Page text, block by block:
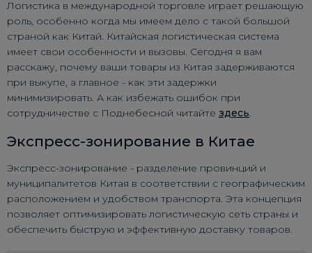
Логистика в международной торговле играет решающую
роль, особенно когда мы имеем дело с такой большой
страной как Китай. Китайская логистическая система
имеет свои особенности и вызовы. Сегодня я вам
расскажу, почему ваши товары из Китая задерживаются
при выкупе, а главное - как эти задержки
минимизировать. А как избежать ошибок при
сотрудничестве с Поднебесной читайте здесь.
Экспресс-зонирование в Китае
Экспресс-зонирование - разделение провинций и
муниципалитетов Китая в соответствии с географическим
расположением и удобством транспорта. Эта концепция
позволяет оптимизировать логистическую сеть страны и
обеспечить быструю и эффективную доставку товаров.